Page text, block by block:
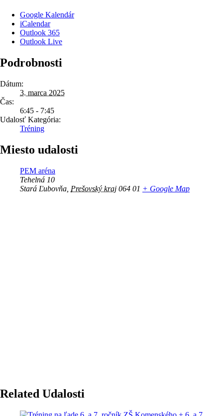
Google Kalendár
iCalendar
Outlook 365
Outlook Live
Podrobnosti
Dátum:
3. marca 2025
Čas:
6:45 - 7:45
Udalosť Kategória:
Tréning
Miesto udalosti
PEM aréna
Tehelná 10
Stará Ľubovňa Prešovský kraj 064 01 + Google Map
Related Udalosti